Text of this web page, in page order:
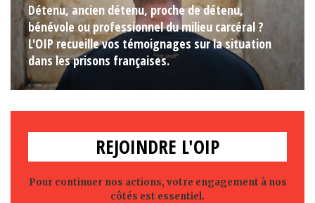
Détenu, ancien détenu, proche de détenu,
bénévole ou professionnel du milieu carcéral ?
L'OIP recueille vos témoignages sur la situation
dans les prisons françaises.
REJOINDRE L'OIP
Pour continuer nos actions, votre engagement à nos
côtés est essentiel.